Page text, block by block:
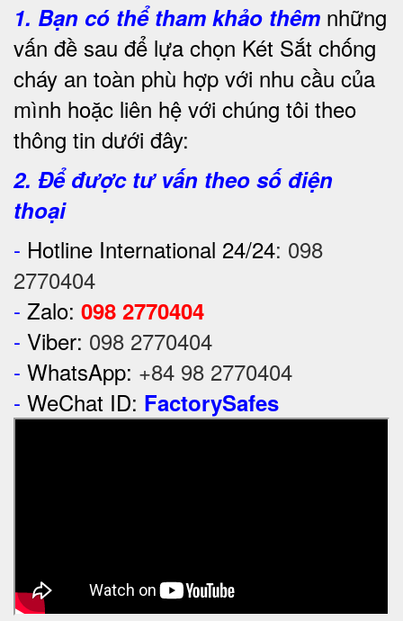
1. Bạn có thể tham khảo thêm những
vấn đề sau để lựa chọn Két Sắt chống
cháy an toàn phù hợp với nhu cầu của
mình hoặc liên hệ với chúng tôi theo
thông tin dưới đây:
2. Để được tư vấn theo số điện
thoại
- Hotline International 24/24: 098
2770404
- Zalo: 098 2770404
- Viber: 098 2770404
- WhatsApp: +84 98 2770404
- WeChat ID: FactorySafes